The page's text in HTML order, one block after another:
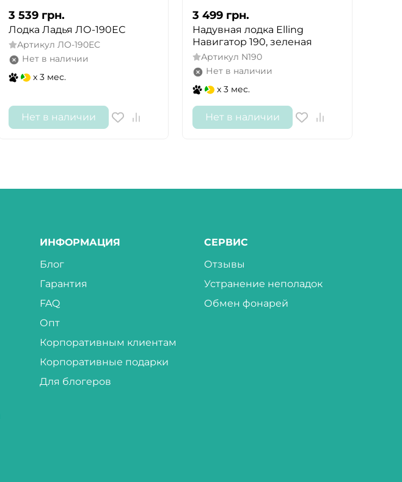
3 539 грн.
Лодка Ладья ЛО-190ЕС
Артикул ЛО-190ЕС
Нет в наличии
x 3 мес.
Нет в наличии
3 499 грн.
Надувная лодка Elling
Навигатор 190, зеленая
Артикул N190
Нет в наличии
x 3 мес.
Нет в наличии
ИНФОРМАЦИЯ
Блог
Гарантия
FAQ
Опт
Корпоративным клиентам
Корпоративные подарки
Для блогеров
СЕРВИС
Отзывы
Устранение неполадок
Обмен фонарей